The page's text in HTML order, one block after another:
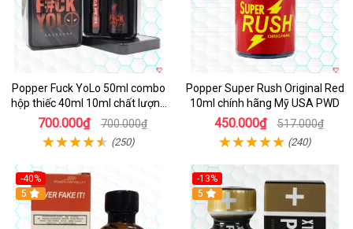
Popper Fuck YoLo 50ml combo
hộp thiếc 40ml 10ml chất lượng
tốt
700.000₫ 700.000₫
(250)
Popper Super Rush Original Red
10ml chính hãng Mỹ USA PWD
450.000₫ 517.000₫
(240)
-40%
5
-13%
Hot
5